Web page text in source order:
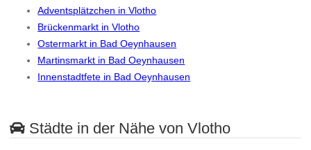
Adventsplätzchen in Vlotho
Brückenmarkt in Vlotho
Ostermarkt in Bad Oeynhausen
Martinsmarkt in Bad Oeynhausen
Innenstadtfete in Bad Oeynhausen
Städte in der Nähe von Vlotho